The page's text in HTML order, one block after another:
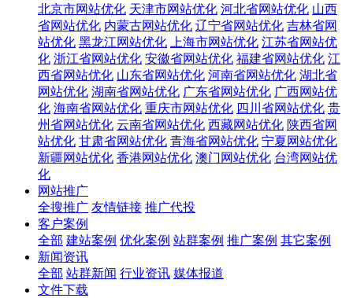
北京市网站优化 天津市网站优化 河北省网站优化 山西
省网站优化 内蒙古网站优化 辽宁省网站优化 吉林省网
站优化 黑龙江网站优化 上海市网站优化 江苏省网站优
化 浙江省网站优化 安徽省网站优化 福建省网站优化 江
西省网站优化 山东省网站优化 河南省网站优化 湖北省
网站优化 湖南省网站优化 广东省网站优化 广西网站优
化 海南省网站优化 重庆市网站优化 四川省网站优化 贵
州省网站优化 云南省网站优化 西藏网站优化 陕西省网
站优化 甘肃省网站优化 青海省网站优化 宁夏网站优化
新疆网站优化 香港网站优化 澳门网站优化 台湾网站优
化
网站推广
全搜推广 友情链接 推广代投
客户案例
全部 建站案例 优化案例 站群案例 推广案例 其它案例
新闻资讯
全部 站群新闻 行业资讯 媒体报道
文件下载